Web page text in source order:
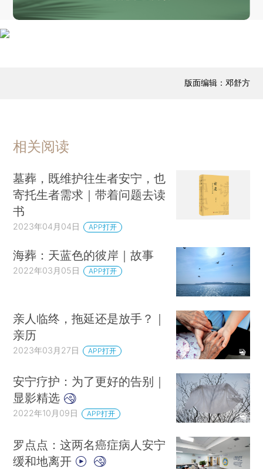
版面编辑：邓舒方
相关阅读
墓葬，既维护往生者安宁，也
寄托生者需求｜带着问题去读
书
2023年04月04日 APP打开
海葬：天蓝色的彼岸｜故事
2022年03月05日 APP打开
亲人临终，拖延还是放手？｜
亲历
2023年03月27日 APP打开
安宁疗护：为了更好的告别｜
显影精选
2022年10月09日 APP打开
罗点点：这两名癌症病人安宁
缓和地离开